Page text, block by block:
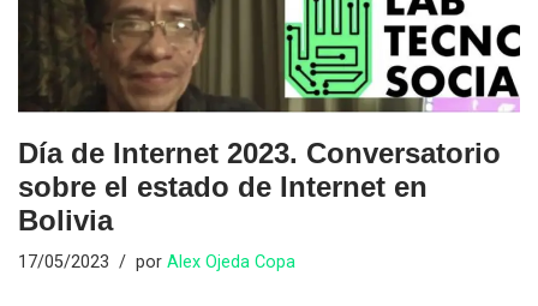
Día de Internet 2023. Conversatorio
sobre el estado de Internet en
Bolivia
17/05/2023 por Alex Ojeda Copa